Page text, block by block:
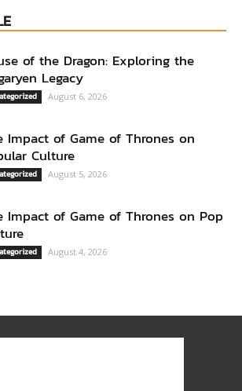
of the Dragon: Exploring the
Legacy
August 6, 2026
Impact of Game of Thrones on
Culture
August 5, 2026
Impact of Game of Thrones on Pop
August 4, 2026